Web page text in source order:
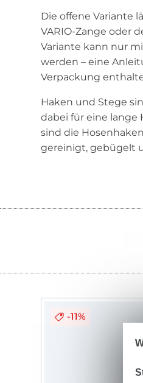
Die offene Variante
VARIO-Zange oder
Variante kann nur
werden – eine
Verpackung
Haken und Stege
dabei für eine lange
sind die
gereinigt, gebügelt
-11%